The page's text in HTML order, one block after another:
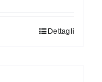
Dettagli